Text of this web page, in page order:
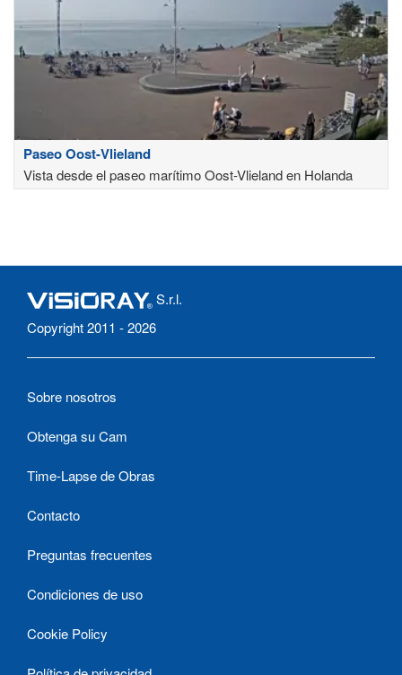
Paseo Oost-Vlieland
Vista desde el paseo marítimo Oost-Vlieland en Holanda
S.r.l.
Copyright 2011 - 2026
Sobre nosotros
Obtenga su Cam
Time-Lapse de Obras
Contacto
Preguntas frecuentes
Condiciones de uso
Cookie Policy